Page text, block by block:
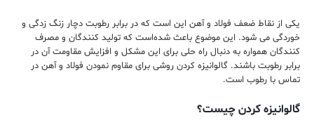
یکی از نقاط ضعف فولاد و آهن این است که در برابر رطوبت دچار زنگ زدگی و
خوردگی می شود. این موضوع باعث شده‌است که تولید کنندگان و مصرف
کنندگان همواره به دنبال راه حلی برای این مشکل و افزایش مقاومت آن در
برابر رطوبت باشند. گالوانیزه کردن روشی برای مقاوم نمودن فولاد و آهن در
تماس با رطوب است.
گالوانیزه کردن چیست؟